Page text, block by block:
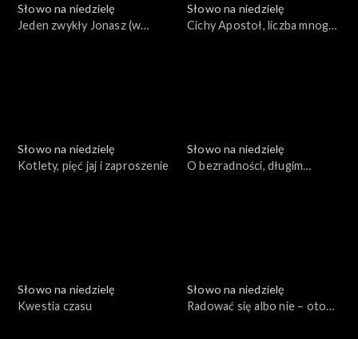
Słowo na niedzielę
Jeden zwykły Jonasz (w
Słowo na niedzielę
Cichy Apostoł, liczba mnoga i
Słowo na niedzielę
Kotlety, pięć jaj i zaproszenie
Słowo na niedzielę
O bezradności, długim
Słowo na niedzielę
Kwestia czasu
Słowo na niedzielę
Radować się albo nie – oto